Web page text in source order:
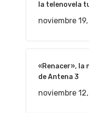
la telenovela
noviembre
«Renacer», la
de Antena 3
noviembre